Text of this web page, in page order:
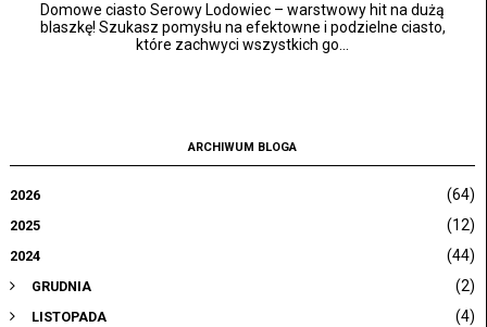
Domowe ciasto Serowy Lodowiec – warstwowy hit na dużą
blaszkę! Szukasz pomysłu na efektowne i podzielne ciasto,
które zachwyci wszystkich go...
ARCHIWUM BLOGA
2026 (64)
2025 (12)
2024 (44)
GRUDNIA (2)
LISTOPADA (4)